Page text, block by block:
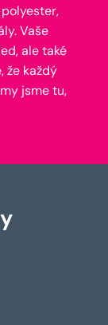
Vaše
ale také
že každý
jsme tu,